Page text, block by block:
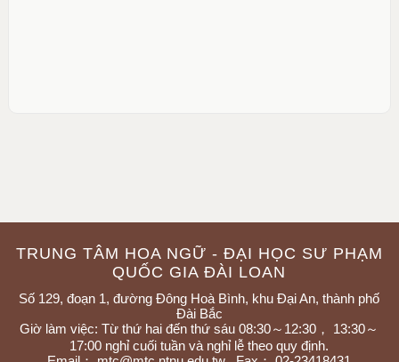
TRUNG TÂM HOA NGỮ - ĐẠI HỌC SƯ PHẠM
QUỐC GIA ĐÀI LOAN
Số 129, đoạn 1, đường Đông Hoà Bình, khu Đại An, thành phố
Đài Bắc
Giờ làm việc: Từ thứ hai đến thứ sáu 08:30～12:30， 13:30～
17:00 nghỉ cuối tuần và nghỉ lễ theo quy định.